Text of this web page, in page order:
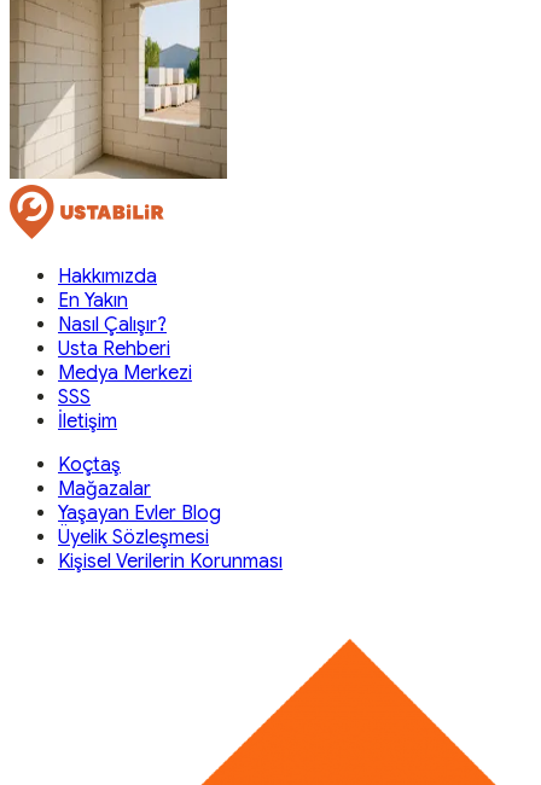
Hakkımızda
En Yakın
Nasıl Çalışır?
Usta Rehberi
Medya Merkezi
SSS
İletişim
Koçtaş
Mağazalar
Yaşayan Evler Blog
Üyelik Sözleşmesi
Kişisel Verilerin Korunması